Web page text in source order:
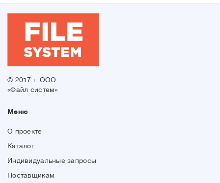
© 2017 г. ООО
«Файл систем»
Меню
О проекте
Каталог
Индивидуальные запросы
Поставщикам